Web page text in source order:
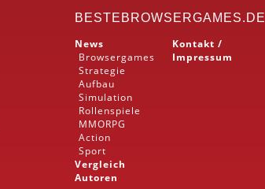
BESTEBROWSERGAMES.DE
News
Browsergames
Strategie
Aufbau
Simulation
Rollenspiele
MMORPG
Action
Sport
Vergleich
Autoren
Kontakt /
Impressum